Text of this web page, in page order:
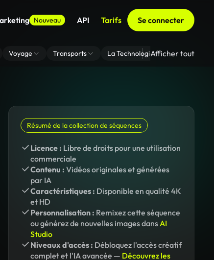
Nouveau API Tarifs Se connecter
Voyage Transports La Technologie Zoom En
Afficher tout
Résumé de la collection de séquences
Licence : Libre de droits pour une utilisation
commerciale
Contenu : Vidéos originales et générées
par IA
Caractéristiques : Disponible en qualité 4K
et HD
Personnalisation : Remixez cette séquence
ou générez de nouvelles images dansAI
Studio
Niveaux d'accès : Débloquez l'accès créatif
complet et l'IA avancée — Découvrez les